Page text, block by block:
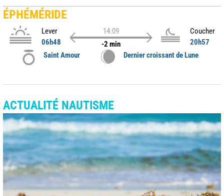
ÉPHÉMÉRIDE
Lever
06h48
14:09
-2 min
Coucher
20h57
Saint Amour
Dernier croissant de Lune
ACTUALITÉ NAUTISME